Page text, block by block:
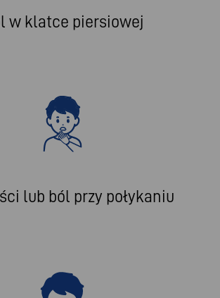
w klatce piersiowej
lub ból przy połykaniu